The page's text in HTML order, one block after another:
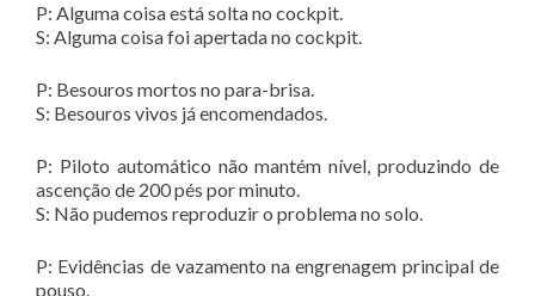
P: Alguma coisa está solta no cockpit.
S: Alguma coisa foi apertada no cockpit.
P: Besouros mortos no para-brisa.
S: Besouros vivos já encomendados.
P: Piloto automático não mantém nível, produzindo de
ascenção de 200 pés por minuto.
S: Não pudemos reproduzir o problema no solo.
P: Evidências de vazamento na engrenagem principal de
pouso.